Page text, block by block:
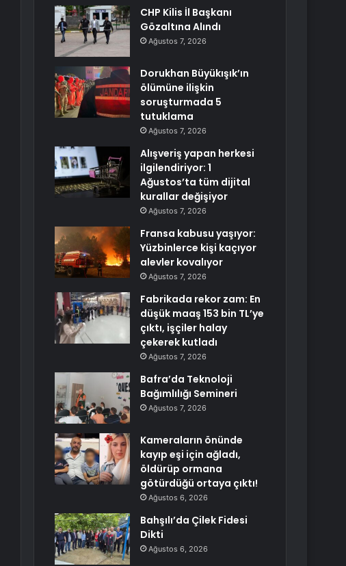
CHP Kilis İl Başkanı
Gözaltına Alındı
Ağustos 7, 2026
Dorukhan Büyükışık’ın
ölümüne ilişkin
soruşturmada 5
tutuklama
Ağustos 7, 2026
Alışveriş yapan herkesi
ilgilendiriyor: 1
Ağustos’ta tüm dijital
kurallar değişiyor
Ağustos 7, 2026
Fransa kabusu yaşıyor:
Yüzbinlerce kişi kaçıyor
alevler kovalıyor
Ağustos 7, 2026
Fabrikada rekor zam: En
düşük maaş 153 bin TL’ye
çıktı, işçiler halay
çekerek kutladı
Ağustos 7, 2026
Bafra’da Teknoloji
Bağımlılığı Semineri
Ağustos 7, 2026
Kameraların önünde
kayıp eşi için ağladı,
öldürüp ormana
götürdüğü ortaya çıktı!
Ağustos 6, 2026
Bahşılı’da Çilek Fidesi
Dikti
Ağustos 6, 2026